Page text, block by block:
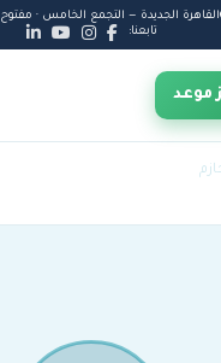
القاهرة الجديدة — التجمع الخامس · مفتوح ٢٤ ساعة
تابعنا:
موعد